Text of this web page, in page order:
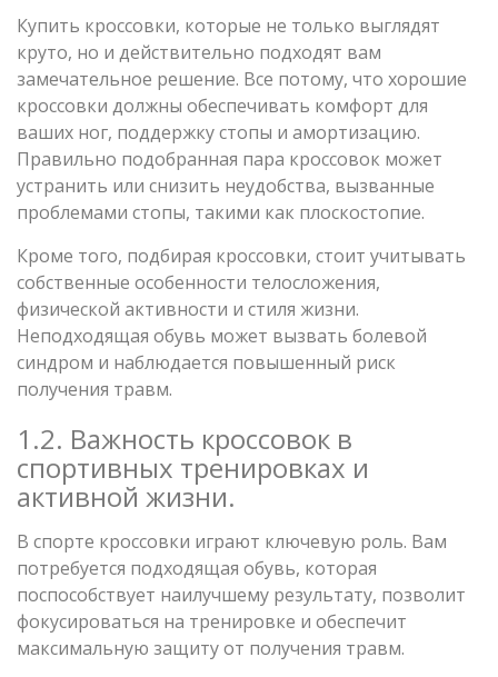
Купить кроссовки, которые не только выглядят
круто, но и действительно подходят вам
замечательное решение. Все потому, что хорошие
кроссовки должны обеспечивать комфорт для
ваших ног, поддержку стопы и амортизацию.
Правильно подобранная пара кроссовок может
устранить или снизить неудобства, вызванные
проблемами стопы, такими как плоскостопие.
Кроме того, подбирая кроссовки, стоит учитывать
собственные особенности телосложения,
физической активности и стиля жизни.
Неподходящая обувь может вызвать болевой
синдром и наблюдается повышенный риск
получения травм.
1.2. Важность кроссовок в
спортивных тренировках и
активной жизни.
В спорте кроссовки играют ключевую роль. Вам
потребуется подходящая обувь, которая
поспособствует наилучшему результату, позволит
фокусироваться на тренировке и обеспечит
максимальную защиту от получения травм.